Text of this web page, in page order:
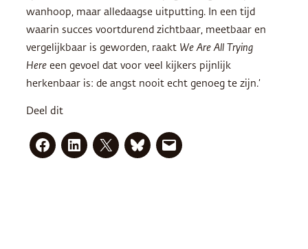
wanhoop, maar alledaagse uitputting. In een tijd
waarin succes voortdurend zichtbaar, meetbaar en
vergelijkbaar is geworden, raakt We Are All Trying
Here een gevoel dat voor veel kijkers pijnlijk
herkenbaar is: de angst nooit echt genoeg te zijn.’
Deel dit